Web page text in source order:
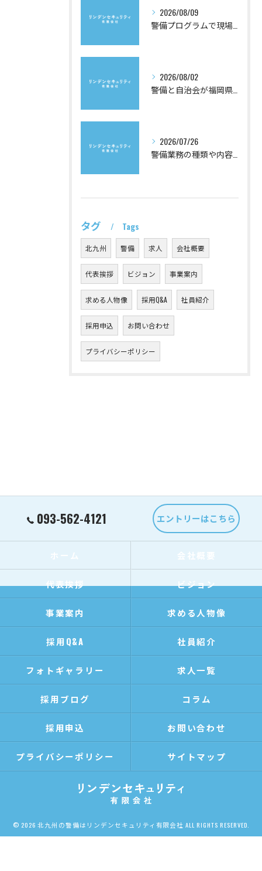
2026/08/09
2026/08/02
2026/07/26
タグ Tags
北九州 警備 求人 会社概要
代表挨拶 ビジョン 事業案内
求める人物像 採用Q&A 社員紹介
採用申込 お問い合わせ
プライバシーポリシー
093-562-4121 エントリーはこちら
ホーム 会社概要
代表挨拶 ビジョン
事業案内 求める人物像
採用Q&A 社員紹介
フォトギャラリー 求人一覧
採用ブログ コラム
採用申込 お問い合わせ
プライバシーポリシー サイトマップ
© 2026 北九州の警備はリンデンセキュリティ有限会社 ALL RIGHTS RESERVED.